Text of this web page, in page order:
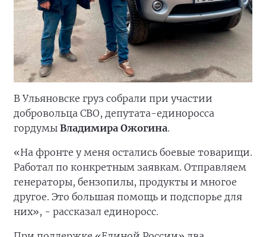
В Ульяновске груз собрали при участии
добровольца СВО, депутата-единоросса
гордумы Владимира Ожогина.
«На фронте у меня остались боевые товарищи.
Работал по конкретным заявкам. Отправляем
генераторы, бензопилы, продукты и многое
другое. Это большая помощь и подспорье для
них», - рассказал единоросс.